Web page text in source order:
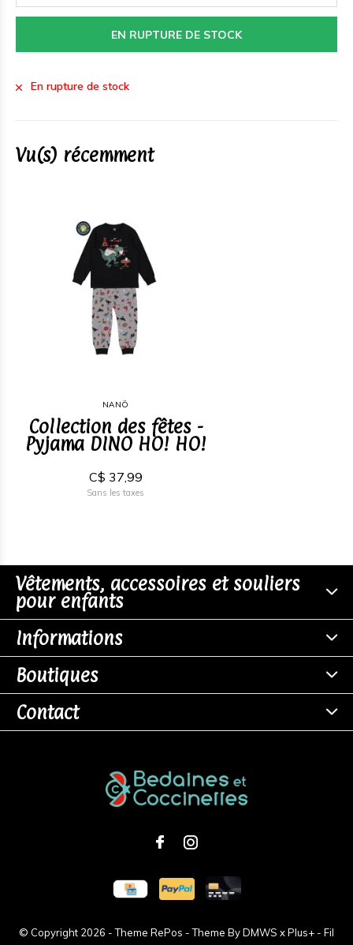
EN RUPTURE DE STOCK
En rupture de stock
Vu(s) récemment
NANÖ
Collection des fêtes -
Pyjama DINO HO! HO!
C$ 37,99
Sans les taxes
Vêtements, accessoires et souliers
pour enfants
Informations
Boutiques
Contact
© Copyright 2026 - Theme RePos - Theme ByDMWS xPlus+ - Fil